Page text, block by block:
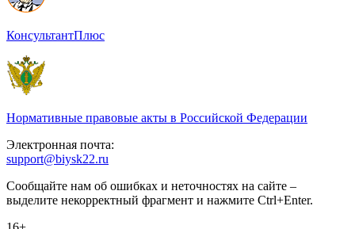
КонсультантПлюс
Нормативные правовые акты в Российской Федерации
Электронная почта:
support@biysk22.ru
Сообщайте нам об ошибках и неточностях на сайте –
выделите некорректный фрагмент и нажмите Ctrl+Enter.